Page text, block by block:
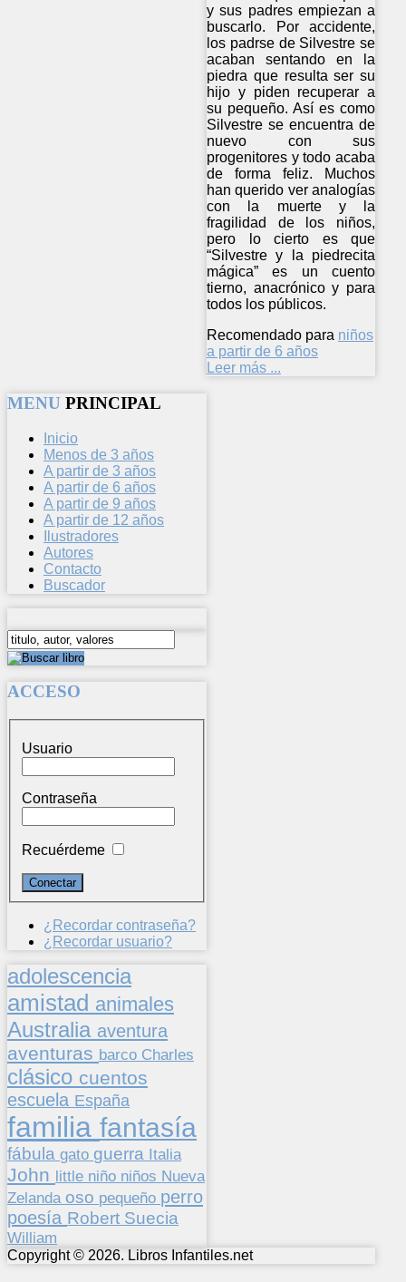
y sus padres empiezan a
buscarlo. Por accidente,
los padrse de Silvestre se
acaban sentando en la
piedra que resulta ser su
hijo y piden recuperar a
su pequeño. Así es como
Silvestre se encuentra de
nuevo con sus
progenitores y todo acaba
de forma feliz. Muchos
han querido ver analogías
con la muerte y la
fragilidad de los niños,
pero lo cierto es que
“Silvestre y la piedrecita
mágica” es un cuento
tierno, anacrónico y para
todos los públicos.
Recomendado para niños
a partir de 6 años
Leer más ...
MENU PRINCIPAL
Inicio
Menos de 3 años
A partir de 3 años
A partir de 6 años
A partir de 9 años
A partir de 12 años
Ilustradores
Autores
Contacto
Buscador
ACCESO
Usuario
Contraseña
Recuérdeme
¿Recordar contraseña?
¿Recordar usuario?
adolescencia
amistad animales
Australia aventura
aventuras barco Charles
clásico cuentos
escuela España
familia fantasía
fábula gato guerra Italia
John little niño niños Nueva
Zelanda oso pequeño perro
poesía Robert Suecia
William
Copyright © 2026. Libros Infantiles.net